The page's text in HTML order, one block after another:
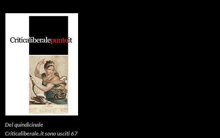
Del quindicinale
Criticaliberale.it sono usciti 67